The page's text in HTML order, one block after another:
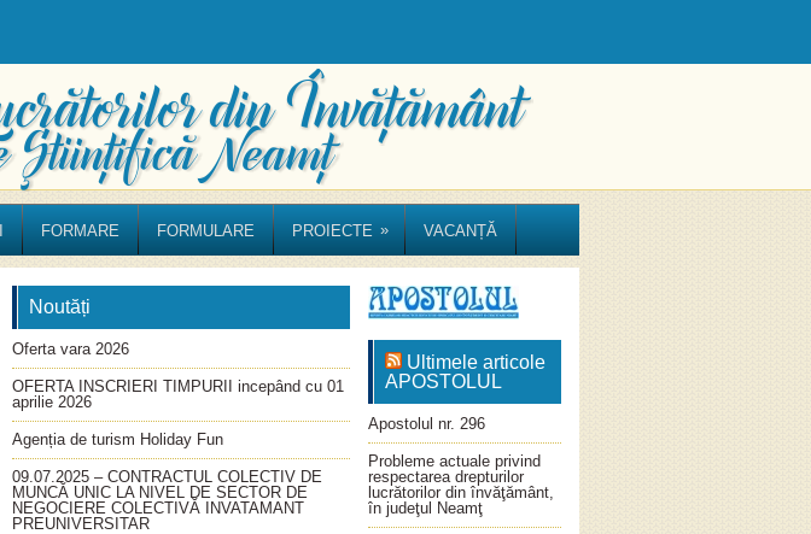
FORMARE FORMULARE PROIECTE » VACANȚĂ
Noutăți
Oferta vara 2026
OFERTA INSCRIERI TIMPURII incepând cu 01
aprilie 2026
Agenția de turism Holiday Fun
09.07.2025 – CONTRACTUL COLECTIV DE
MUNCĂ UNIC LA NIVEL DE SECTOR DE
NEGOCIERE COLECTIVĂ INVATAMANT
PREUNIVERSITAR
Ultimele articole
APOSTOLUL
Apostolul nr. 296
Probleme actuale privind
respectarea drepturilor
lucrătorilor din învăţământ,
în judeţul Neamţ